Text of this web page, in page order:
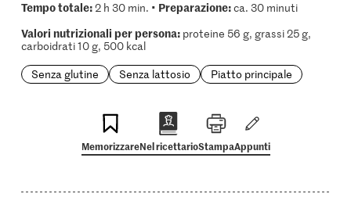
Tempo totale:2 h 30 min. • Preparazione:ca. 30 minuti
Valori nutrizionali per persona:proteine 56 g, grassi 25 g,
carboidrati 10 g, 500 kcal
Senza glutine
Senza lattosio Piatto principale
MemorizzareNel ricettarioStampaAppunti